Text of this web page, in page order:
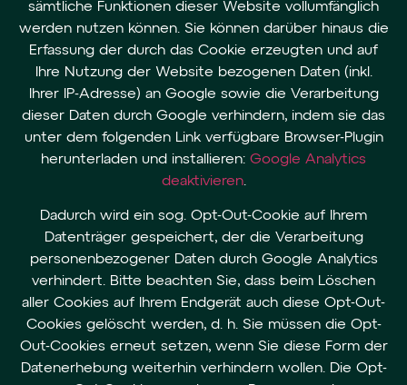
sämtliche Funktionen dieser Website vollumfänglich
werden nutzen können. Sie können darüber hinaus die
Erfassung der durch das Cookie erzeugten und auf
Ihre Nutzung der Website bezogenen Daten (inkl.
Ihrer IP-Adresse) an Google sowie die Verarbeitung
dieser Daten durch Google verhindern, indem sie das
unter dem folgenden Link verfügbare Browser-Plugin
herunterladen und installieren: Google Analytics
deaktivieren.
Dadurch wird ein sog. Opt-Out-Cookie auf Ihrem
Datenträger gespeichert, der die Verarbeitung
personenbezogener Daten durch Google Analytics
verhindert. Bitte beachten Sie, dass beim Löschen
aller Cookies auf Ihrem Endgerät auch diese Opt-Out-
Cookies gelöscht werden, d. h. Sie müssen die Opt-
Out-Cookies erneut setzen, wenn Sie diese Form der
Datenerhebung weiterhin verhindern wollen. Die Opt-